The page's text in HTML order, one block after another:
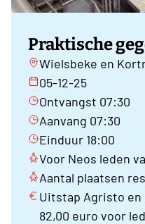
Praktische
Wielsbeke en
05-12-25
Ontvangst 07:30
Aanvang 07:30
Einduur 18:00
Voor Neos leden
Aantal plaatsen
Uitstap Agristo en
82,00 euro voor